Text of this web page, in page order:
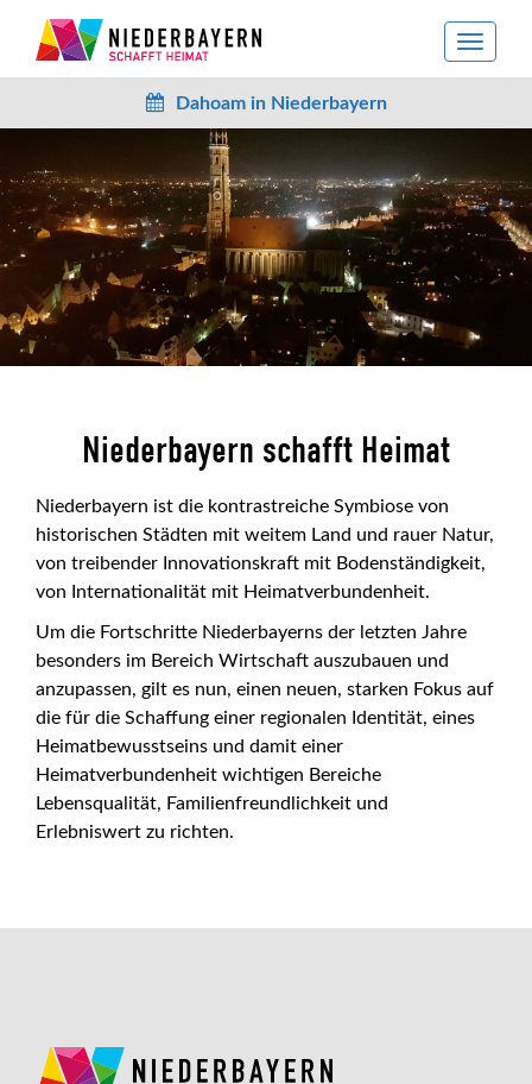
toggle
Dahoam in Niederbayern
Niederbayern schafft Heimat
Niederbayern ist die kontrastreiche Symbiose von
historischen Städten mit weitem Land und rauer Natur,
von treibender Innovationskraft mit Bodenständigkeit,
von Internationalität mit Heimatverbundenheit.
Um die Fortschritte Niederbayerns der letzten Jahre
besonders im Bereich Wirtschaft auszubauen und
anzupassen, gilt es nun, einen neuen, starken Fokus auf
die für die Schaffung einer regionalen Identität, eines
Heimatbewusstseins und damit einer
Heimatverbundenheit wichtigen Bereiche
Lebensqualität, Familienfreundlichkeit und
Erlebniswert zu richten.